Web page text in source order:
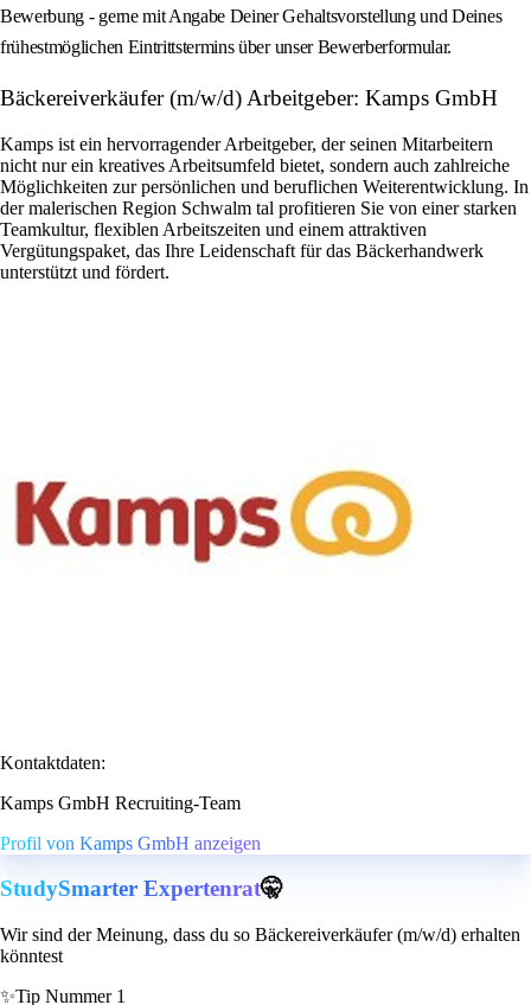
Bewerbung - gerne mit Angabe Deiner Gehaltsvorstellung und Deines
frühestmöglichen Eintrittstermins über unser Bewerberformular.
Bäckereiverkäufer (m/w/d) Arbeitgeber: Kamps GmbH
Kamps ist ein hervorragender Arbeitgeber, der seinen Mitarbeitern
nicht nur ein kreatives Arbeitsumfeld bietet, sondern auch zahlreiche
Möglichkeiten zur persönlichen und beruflichen Weiterentwicklung. In
der malerischen Region Schwalm tal profitieren Sie von einer starken
Teamkultur, flexiblen Arbeitszeiten und einem attraktiven
Vergütungspaket, das Ihre Leidenschaft für das Bäckerhandwerk
unterstützt und fördert.
Kontaktdaten:
Kamps GmbH Recruiting-Team
Profil von Kamps GmbH anzeigen
StudySmarter Expertenrat🤫
Wir sind der Meinung, dass du so Bäckereiverkäufer (m/w/d) erhalten
könntest
✨Tip Nummer 1